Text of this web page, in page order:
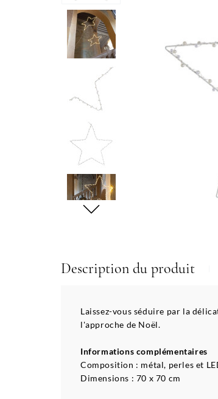
Description du produit
Laissez-vous séduire par la
l'approche de Noël.
Informations complémentaires
Composition : métal, perles et
Dimensions : 70 x 70 cm